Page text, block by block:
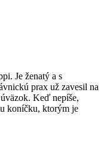
Je ženatý a s
prax už zavesil na
Keď nepíše,
koníčku, ktorým je